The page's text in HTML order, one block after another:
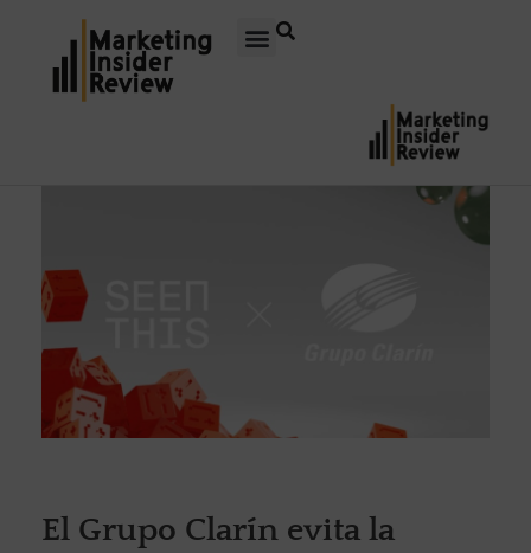
El Grupo Clarín evita la